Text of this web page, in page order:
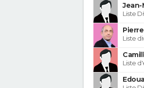
Jean-
Liste
Liste
Liste